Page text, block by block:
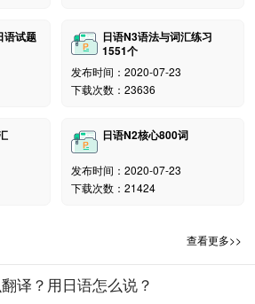
语试题
日语N3语法与词汇练习
1551个
发布时间：2020-07-23
下载次数：23636
日语N2核心800词
发布时间：2020-07-23
下载次数：21424
查看更多>>
译？用日语怎么说？